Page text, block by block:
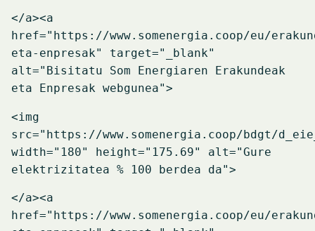
</a><a
href="https://www.somenergia.coop/eu/
eta-enpresak" target="_blank"
alt="Bisitatu Som Energiaren Erakundeak
eta Enpresak webgunea">
<img
src="https://www.somenergia.coop/bdgt/
width="180" height="175.69" alt="Gure
elektrizitatea % 100 berdea da">
</a><a
href="https://www.somenergia.coop/eu/